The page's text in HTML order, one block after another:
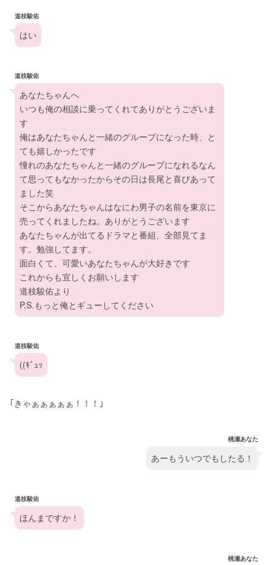
道枝駿佑
はい
道枝駿佑
あなたちゃんへ
いつも俺の相談に乗ってくれてありがとうございま
す
俺はあなたちゃんと一緒のグループになった時、と
ても嬉しかったです
憧れのあなたちゃんと一緒のグループになれるなん
て思ってもなかったからその日は長尾と喜びあって
ました笑
そこからあなたちゃんはなにわ男子の名前を東京に
売ってくれましたね。ありがとうございます
あなたちゃんが出てるドラマと番組、全部見てま
す。勉強してます。
面白くて、可愛いあなたちゃんが大好きです
これからも宜しくお願いします
道枝駿佑より
P.S.もっと俺とギューしてください
道枝駿佑
((ｷﾞｭｯ
｢きゃぁぁぁぁぁ！！！｣
桃瀬あなた
あーもういつでもしたる！
道枝駿佑
ほんまですか！
桃瀬あなた